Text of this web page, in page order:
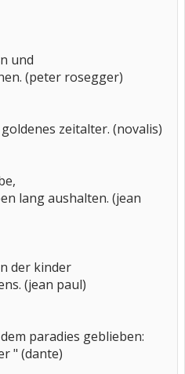
und
(peter rosegger)
zeitalter. (novalis)
lang aushalten. (jean
der kinder
(jean paul)
paradies geblieben:
" (dante)